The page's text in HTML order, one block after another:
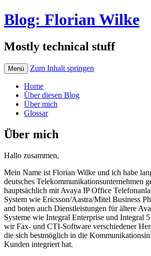
Blog: Florian Wilke
Mostly technical stuff
Menü Zum Inhalt springen
Home
Über diesen Blog
Über mich
Glossar
Über mich
Hallo zusammen,
Mein Name ist Florian Wilke und ich habe
deutsches Telekommunikationsunternehmen
hauptsächlich mit Avaya IP Office
System wie Ericsson/Aastra/Mitel Business
and boten auch Dienstleistungen für ältere
Systeme wie Integral Enterprise und Integral
wir Fax- und CTI-Software verschiedener
die sich bestmöglich in die
Kunden integriert hat.